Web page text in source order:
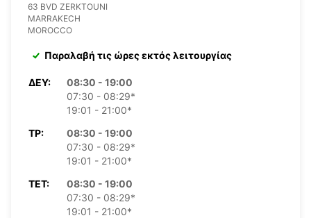
63 BVD ZERKTOUNI
MARRAKECH
MOROCCO
Παραλαβή τις ώρες εκτός λειτουργίας
ΔΕΥ:
08:30 - 19:00
07:30 - 08:29*
19:01 - 21:00*
ΤΡ:
08:30 - 19:00
07:30 - 08:29*
19:01 - 21:00*
ΤΕΤ:
08:30 - 19:00
07:30 - 08:29*
19:01 - 21:00*